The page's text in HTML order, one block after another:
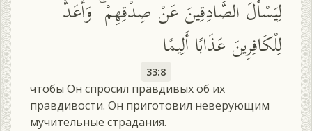
لِيَسْأَلَ الصَّادِقِينَ عَنْ صِدْقِهِمْ ۚ وَأَعَدَّ
لِلْكَافِرِينَ عَذَابًا أَلِيمًا
33:8
чтобы Он спросил правдивых об их
правдивости. Он приготовил неверующим
мучительные страдания.